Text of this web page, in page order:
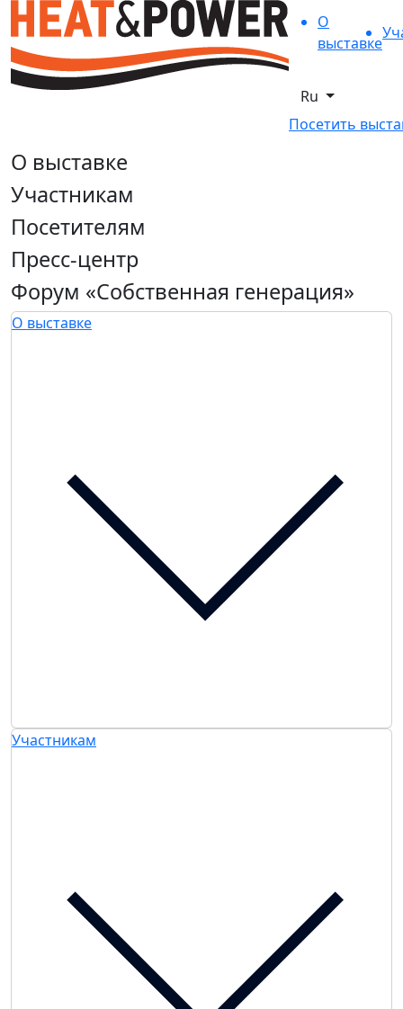
О
выставке
Ru
Посетить
О выставке
Участникам
Посетителям
Пресс-центр
Форум «Собственная генерация»
О выставке
Участникам